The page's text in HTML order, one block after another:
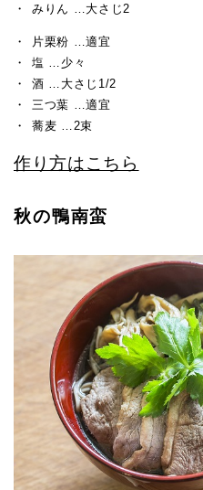
みりん …大さじ2
片栗粉 …適宜
塩 …少々
酒 …大さじ1/2
三つ葉 …適宜
蕎麦 …2束
作り方はこちら
秋の鴨南蛮